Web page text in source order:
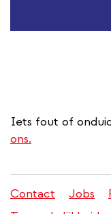
Iets fout of
ons.
Juridisch
Contact Jobs